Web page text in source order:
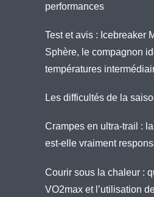
performances
Test et avis : Icebreaker
Sphère, le compagnon
températures
Les difficultés de la
Crampes en ultra-trail :
est-elle vraiment
Courir sous la chaleur :
VO2max et l’utilisation